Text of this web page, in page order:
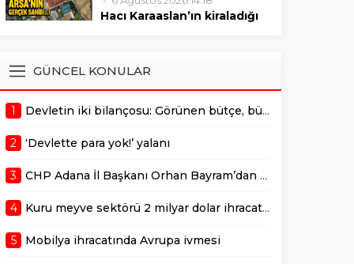
sonrasında verilmelidir."
Mustafa Özkan, Çukurova’da
dair usulsüzlük şüphelerini
gündeme taşıdı. Özkan,
sürecin takipçisi olduklarını
Hacı Karaaslan’ın kiraladığı
ADANA –
geçtiğimiz günlerde
Adana Büyükşehir
bölgesindeki yaklaşık 7,5
kiralanmasına ilişkin yeni
söz konusu...
GÜNCEL KONULAR
1 Devletin iki bilançosu: Görünen bütçe, bütçe dışı riskler ve hazineyi bekleyen yük
2 ‘Devlette para yok!’ yalanı
3 CHP Adana İl Başkanı Orhan Bayram’dan AK Parti İl Başkanı Mustafa Özkan’a cevap!
4 Kuru meyve sektörü 2 milyar dolar ihracat hedefi için Ankara’dan destek istedi
5 Mobilya ihracatında Avrupa ivmesi